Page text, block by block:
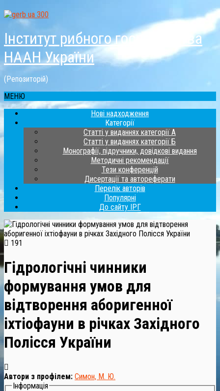
Інститут рибного господарства
НААН України
(Репозиторій)
МЕНЮ
Нові надходження
Категорії
Статті у виданнях категорії А
Статті у виданнях категорії Б
Монографії, підручники, довідкові видання
Методичні рекомендації
Тези конференцій
Дисертації та автореферати
Перелік авторів
Популярні
До сайту ІРГ
191
Гідрологічні чинники
формування умов для
відтворення аборигенної
іхтіофауни в річках Західного
Полісся України
Автори з профілем: Симон, М. Ю.
Інформація